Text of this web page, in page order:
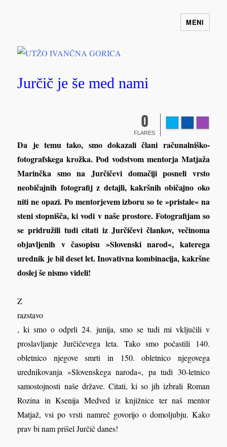
MENI
Jurčič je še med nami
0
FLARES
Da je temu tako, smo dokazali člani računalniško-
fotografskega krožka. Pod vodstvom mentorja Matjaža
Marinčka smo na Jurčičevi domačiji posneli vrsto
neobičajnih fotografij z detajli, kakršnih običajno oko
niti ne opazi. Po mentorjevem izboru so te »pristale« na
steni stopnišča, ki vodi v naše prostore. Fotografijam so
se pridružili tudi citati iz Jurčičevi člankov, večinoma
objavljenih v časopisu »Slovenski narod«, katerega
urednik je bil deset let. Inovativna kombinacija, kakršne
doslej še nismo videli!
Z
razstavo
, ki smo o odprli 24. junija, smo se tudi mi vključili v
proslavljanje Jurčičevega leta. Tako smo počastili 140.
obletnico njegove smrti in 150. obletnico njegovega
urednikovanja »Slovenskega naroda«, pa tudi 30-letnico
samostojnosti naše države. Citati, ki so jih izbrali Roman
Rozina in Ksenija Medved iz knjižnice ter naš mentor
Matjaž, vsi po vrsti namreč govorijo o domoljubju. Kako
prav bi nam prišel Jurčič danes!